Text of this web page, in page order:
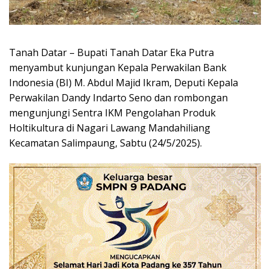
Tanah Datar – Bupati Tanah Datar Eka Putra
menyambut kunjungan Kepala Perwakilan Bank
Indonesia (BI) M. Abdul Majid Ikram, Deputi Kepala
Perwakilan Dandy Indarto Seno dan rombongan
mengunjungi Sentra IKM Pengolahan Produk
Holtikultura di Nagari Lawang Mandahiliang
Kecamatan Salimpaung, Sabtu (24/5/2025).